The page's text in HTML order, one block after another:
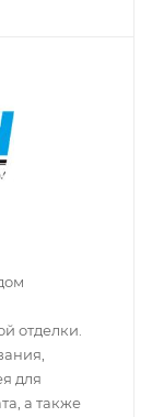
отделки.
для
а также